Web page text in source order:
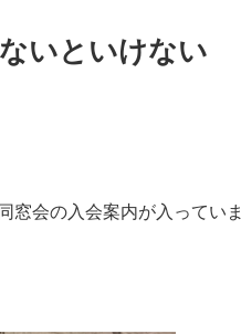
いといけない
窓会の入会案内が入っていま